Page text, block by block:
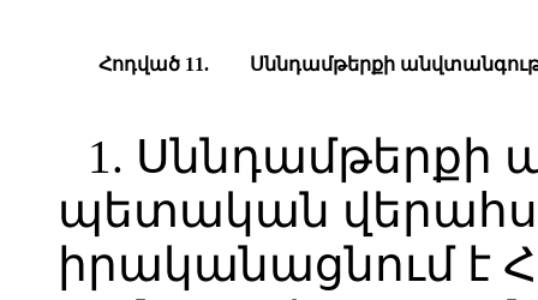
Հոդված 11. Սննդամթերքի
1. Սննդամթերքի
պետական
իրականացնում է